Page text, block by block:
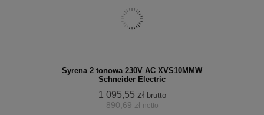
Syrena 2 tonowa 230V AC XVS10MMW
Schneider Electric
1 095,55 zł brutto
890,69 zł netto
zobacz szczegóły